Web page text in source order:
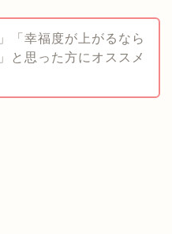
「幸福度が上がるなら
と思った方にオススメ